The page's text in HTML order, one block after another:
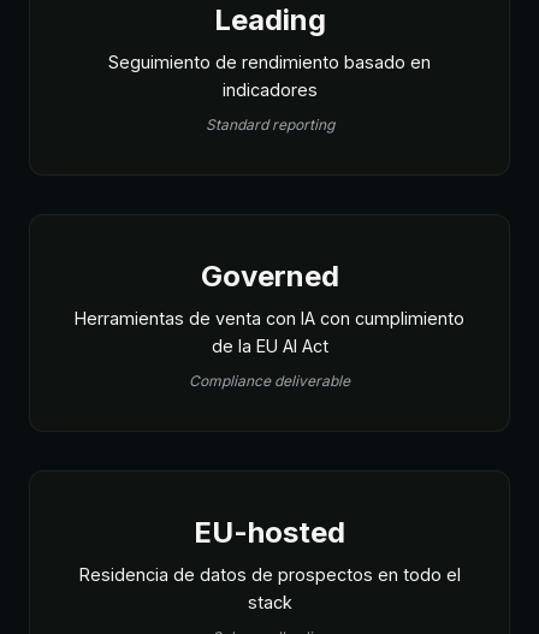
Leading
Seguimiento de rendimiento basado en
indicadores
Standard reporting
Governed
Herramientas de venta con IA con cumplimiento
de la EU AI Act
Compliance deliverable
EU-hosted
Residencia de datos de prospectos en todo el
stack